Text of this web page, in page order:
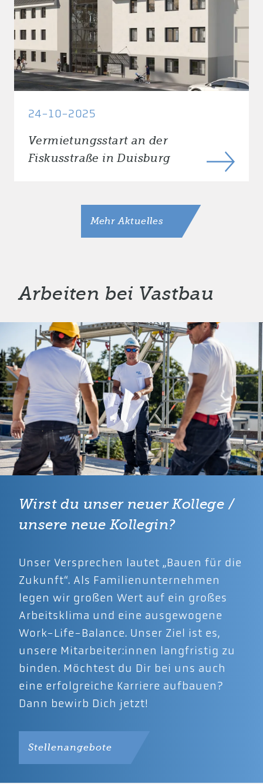
24-10-2025
Vermietungsstart an der
Fiskusstraße in Duisburg
Mehr Aktuelles
Arbeiten bei Vastbau
Wirst du unser neuer Kollege /
unsere neue Kollegin?
Unser Versprechen lautet „Bauen für die
Zukunft“. Als Familienunternehmen
legen wir großen Wert auf ein großes
Arbeitsklima und eine ausgewogene
Work-Life-Balance. Unser Ziel ist es,
unsere Mitarbeiter:innen langfristig zu
binden. Möchtest du Dir bei uns auch
eine erfolgreiche Karriere aufbauen?
Dann bewirb Dich jetzt!
Stellenangebote